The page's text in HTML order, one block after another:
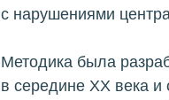
с нарушениями
Методика была
в середине XX века и